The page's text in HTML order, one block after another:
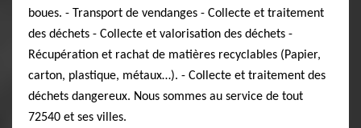
boues. - Transport de vendanges - Collecte et traitement
des déchets - Collecte et valorisation des déchets -
Récupération et rachat de matières recyclables (Papier,
carton, plastique, métaux…). - Collecte et traitement des
déchets dangereux. Nous sommes au service de tout
72540 et ses villes.